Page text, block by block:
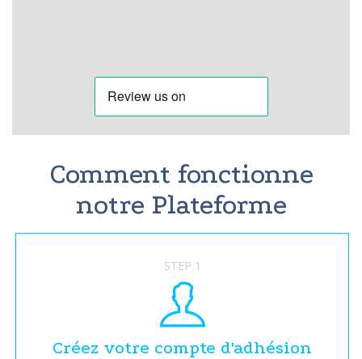
Comment fonctionne
notre Plateforme
STEP 1
Créez votre compte d'adhésion